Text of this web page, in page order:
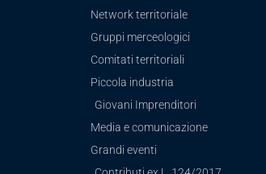
Network territoriale
Gruppi merceologici
Comitati territoriali
Piccola industria
Giovani Imprenditori
Media e comunicazione
Grandi eventi